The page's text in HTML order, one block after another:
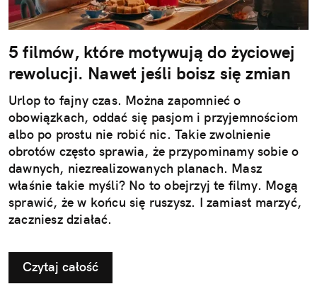
5 filmów, które motywują do życiowej
rewolucji. Nawet jeśli boisz się zmian
Urlop to fajny czas. Można zapomnieć o
obowiązkach, oddać się pasjom i przyjemnościom
albo po prostu nie robić nic. Takie zwolnienie
obrotów często sprawia, że przypominamy sobie o
dawnych, niezrealizowanych planach. Masz
właśnie takie myśli? No to obejrzyj te filmy. Mogą
sprawić, że w końcu się ruszysz. I zamiast marzyć,
zaczniesz działać.
Czytaj całość